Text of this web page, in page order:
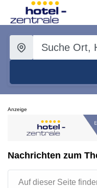
Anzeige
Nachrichten zum
Auf dieser Seite